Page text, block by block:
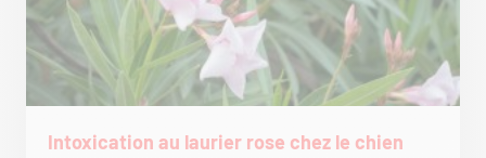
Intoxication au laurier rose chez le chien